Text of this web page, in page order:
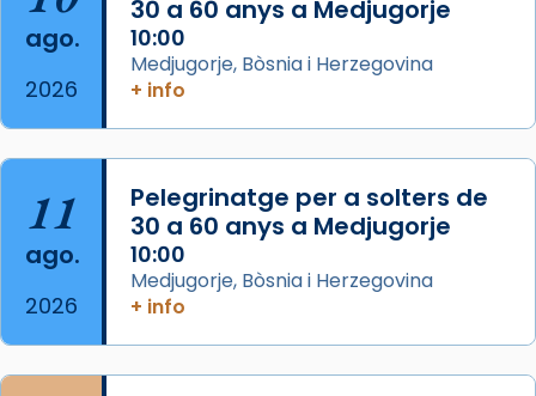
seu germà Joan i Pere un dels que
acompanyava més de prop Jesús.
Segons el llibre dels Fets (12,2) fou el primer
apòstol màrtir, decapitat a Jerusalem per
Herodes Agripa (vers l'any 44).
Patró de Galícia, després de les invasions
musulmanes fou venerat com a patró dels
Regnes castellans i més tard de tota
Espanya.
ago.
2026
30 a 60 anys a Medjugorje
10:00
Medjugorje, Bòsnia i Herzegovina
+ info
11
ago.
2026
Pelegrinatge per a solters de
30 a 60 anys a Medjugorje
10:00
Medjugorje, Bòsnia i Herzegovina
+ info